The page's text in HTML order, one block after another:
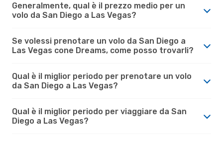
Generalmente, qual è il prezzo medio per un
volo da San Diego a Las Vegas?
Se volessi prenotare un volo da San Diego a
Las Vegas cone Dreams, come posso trovarli?
Qual è il miglior periodo per prenotare un volo
da San Diego a Las Vegas?
Qual è il miglior periodo per viaggiare da San
Diego a Las Vegas?